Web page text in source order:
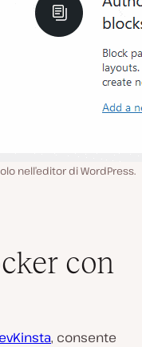
nell’editor di WordPress.
con
, consente